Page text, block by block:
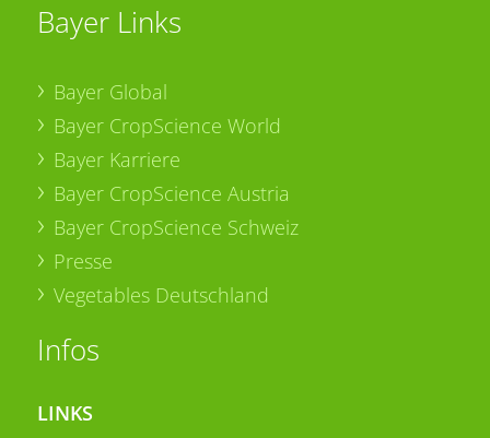
Bayer Links
Bayer Global
Bayer CropScience World
Bayer Karriere
Bayer CropScience Austria
Bayer CropScience Schweiz
Presse
Vegetables Deutschland
Infos
LINKS